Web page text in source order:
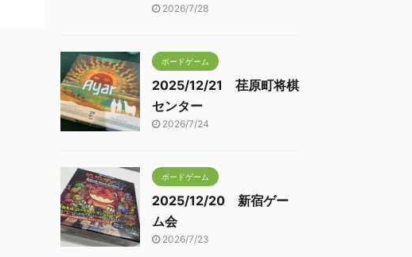
2026/7/28
ボードゲーム
2025/12/21 荏原町将棋
センター
2026/7/24
ボードゲーム
2025/12/20 新宿ゲー
ム会
2026/7/23